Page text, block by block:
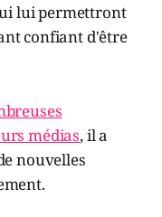
lui permettront
confiant d'être
médias, il a
nouvelles